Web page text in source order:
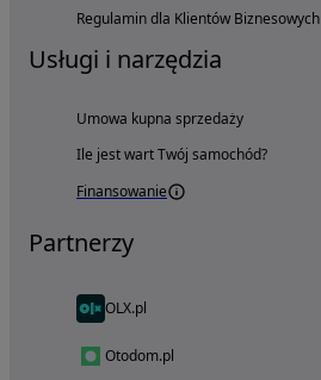
Regulamin dla Klientów Biznesowych
Usługi i narzędzia
Umowa kupna sprzedaży
Ile jest wart Twój samochód?
Finansowanie
Partnerzy
OLX.pl
Otodom.pl